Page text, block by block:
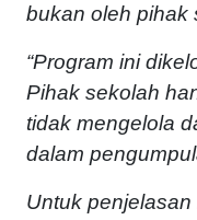
bukan oleh pihak
“Program ini
Pihak sekolah
tidak mengelola
dalam
Untuk